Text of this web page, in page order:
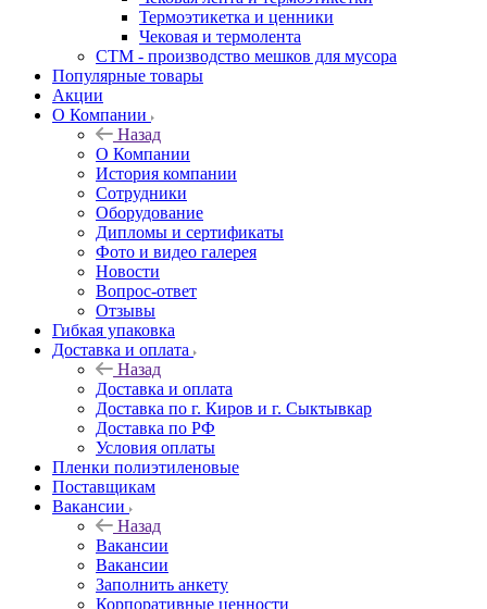
Термоэтикетка и ценники
Чековая и термолента
СТМ - производство мешков для мусора
Популярные товары
Акции
О Компании
Назад
О Компании
История компании
Сотрудники
Оборудование
Дипломы и сертификаты
Фото и видео галерея
Новости
Вопрос-ответ
Отзывы
Гибкая упаковка
Доставка и оплата
Назад
Доставка и оплата
Доставка по г. Киров и г. Сыктывкар
Доставка по РФ
Условия оплаты
Пленки полиэтиленовые
Поставщикам
Вакансии
Назад
Вакансии
Вакансии
Заполнить анкету
Корпоративные ценности